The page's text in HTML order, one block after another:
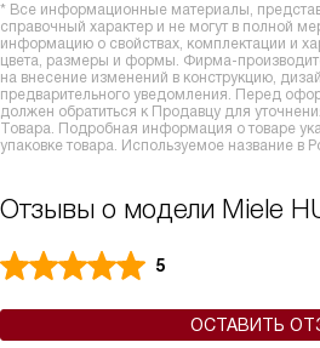
* Все информационные материалы,
справочный характер и не могут в полной
информацию о свойствах, комплектации и
цвета, размеры и формы. Фирма-
на внесение изменений в конструкцию,
предварительного уведомления. Перед
должен обратиться к Продавцу для
Товара. Подробная информация о товаре
упаковке товара. Используемое название в
Отзывы о модели Miele
5
ОСТАВИТЬ